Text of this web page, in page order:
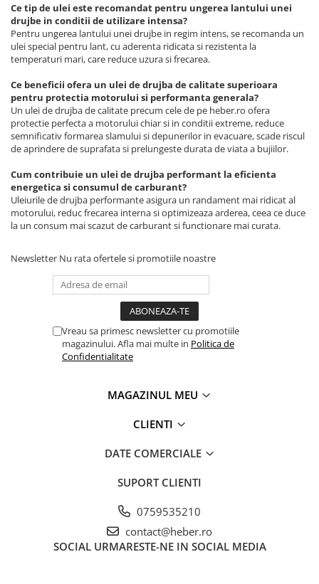
Ce tip de ulei este recomandat pentru ungerea lantului unei
drujbe in conditii de utilizare intensa?
Pentru ungerea lantului unei drujbe in regim intens, se recomanda un
ulei special pentru lant, cu aderenta ridicata si rezistenta la
temperaturi mari, care reduce uzura si frecarea.
Ce beneficii ofera un ulei de drujba de calitate superioara
pentru protectia motorului si performanta generala?
Un ulei de drujba de calitate precum cele de pe heber.ro ofera
protectie perfecta a motorului chiar si in conditii extreme, reduce
semnificativ formarea slamului si depunerilor in evacuare, scade riscul
de aprindere de suprafata si prelungeste durata de viata a bujiilor.
Cum contribuie un ulei de drujba performant la eficienta
energetica si consumul de carburant?
Uleiurile de drujba performante asigura un randament mai ridicat al
motorului, reduc frecarea interna si optimizeaza arderea, ceea ce duce
la un consum mai scazut de carburant si functionare mai curata.
Newsletter Nu rata ofertele si promotiile noastre
Vreau sa primesc newsletter cu promotiile
magazinului. Afla mai multe in Politica de
Confidentialitate
MAGAZINUL MEU
CLIENTI
DATE COMERCIALE
SUPORT CLIENTI
0759535210
contact@heber.ro
SOCIAL URMARESTE-NE IN SOCIAL MEDIA